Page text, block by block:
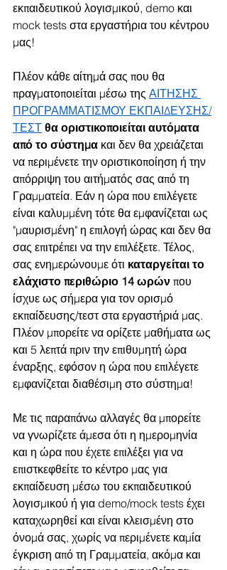
εκπαιδευτικού λογισμικού, demo και
mock tests στα εργαστήρια του κέντρου
μας!
Πλέον κάθε αίτημά σας που θα
πραγματοποιείται μέσω της ΑΙΤΗΣΗΣ
ΠΡΟΓΡΑΜΜΑΤΙΣΜΟΥ ΕΚΠΑΙΔΕΥΣΗΣ/
ΤΕΣΤ θα οριστικοποιείται αυτόματα
από το σύστημα και δεν θα χρειάζεται
να περιμένετε την οριστικοποίηση ή την
απόρριψη του αιτήματός σας από τη
Γραμματεία. Εάν η ώρα που επιλέγετε
είναι καλυμμένη τότε θα εμφανίζεται ως
"μαυρισμένη" η επιλογή ώρας και δεν θα
σας επιτρέπει να την επιλέξετε. Τέλος,
σας ενημερώνουμε ότι καταργείται το
ελάχιστο περιθώριο 14 ωρών που
ίσχυε ως σήμερα για τον ορισμό
εκπαίδευσης/τεστ στα εργαστήριά μας.
Πλέον μπορείτε να ορίζετε μαθήματα ως
και 5 λεπτά πριν την επιθυμητή ώρα
έναρξης, εφόσον η ώρα που επιλέγετε
εμφανίζεται διαθέσιμη στο σύστημα!
Με τις παραπάνω αλλαγές θα μπορείτε
να γνωρίζετε άμεσα ότι η ημερομηνία
και η ώρα που έχετε επιλέξει για να
επιστκεφθείτε το κέντρο μας για
εκπαίδευση μέσω του εκπαιδευτικού
λογισμικού ή για demo/mock tests έχει
καταχωρηθεί και είναι κλεισμένη στο
όνομά σας, χωρίς να περιμένετε καμία
έγκριση από τη Γραμματεία, ακόμα και